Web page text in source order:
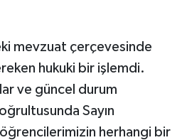
mevzuat çerçevesinde
hukuki bir işlemdi.
ve güncel durum
Sayın
öğrencilerimizin herhangi bir